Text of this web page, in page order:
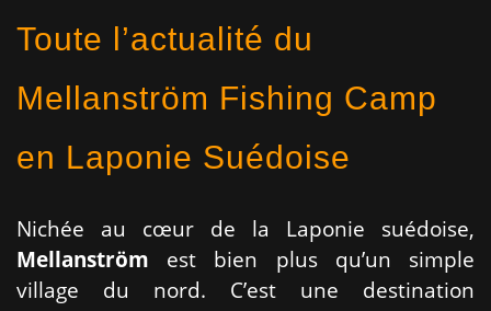
Toute l’actualité du
Mellanström Fishing Camp
en Laponie Suédoise
Nichée au cœur de la Laponie suédoise,
Mellanström est bien plus qu’un simple
village du nord. C’est une destination